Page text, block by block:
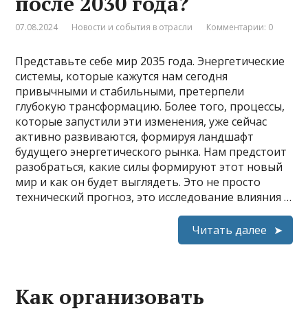
07.08.2024 Новости и события в отрасли Комментарии: 0
Представьте себе мир 2035 года. Энергетические
системы, которые кажутся нам сегодня
привычными и стабильными, претерпели
глубокую трансформацию. Более того, процессы,
которые запустили эти изменения, уже сейчас
активно развиваются, формируя ландшафт
будущего энергетического рынка. Нам предстоит
разобраться, какие силы формируют этот новый
мир и как он будет выглядеть. Это не просто
технический прогноз, это исследование влияния …
Читать далее
Как организовать